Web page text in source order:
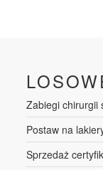
Zabiegi chirurgii
Postaw na
Sprzedaż